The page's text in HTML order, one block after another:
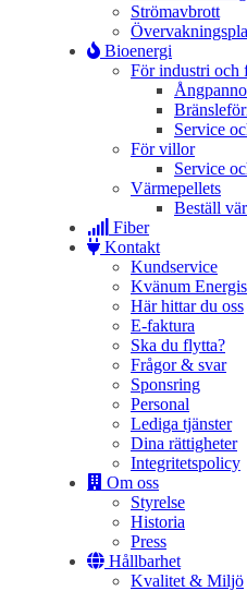
Strömavbrott
Bioenergi
För industri och
Service
För villor
Service
Värmepellets
Beställ
Fiber
Kontakt
Kundservice
Kvänum
Här hittar du oss
E-faktura
Ska du flytta?
Frågor & svar
Sponsring
Personal
Lediga tjänster
Dina rättigheter
Integritetspolicy
Om oss
Styrelse
Historia
Press
Hållbarhet
Kvalitet & Miljö